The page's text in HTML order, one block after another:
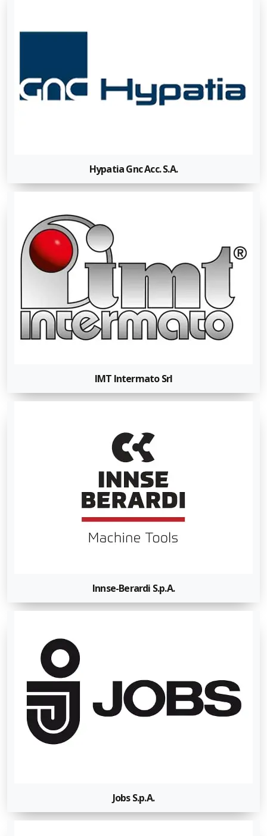
Hypatia Gnc Acc. S.A.
IMT Intermato Srl
Innse-Berardi S.p.A.
Jobs S.p.A.